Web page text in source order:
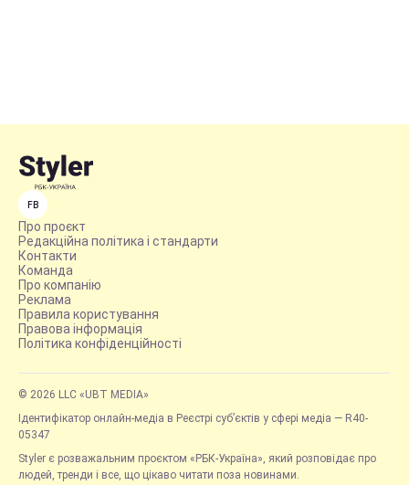
FB
Про проєкт
Редакційна політика і стандарти
Контакти
Команда
Про компанію
Реклама
Правила користування
Правова інформація
Політика конфіденційності
© 2026 LLC «UBT MEDIA»
Ідентифікатор онлайн-медіа в Реєстрі суб’єктів у сфері медіа — R40-
05347
Styler є розважальним проєктом «РБК-Україна», який розповідає про
людей, тренди і все, що цікаво читати поза новинами.